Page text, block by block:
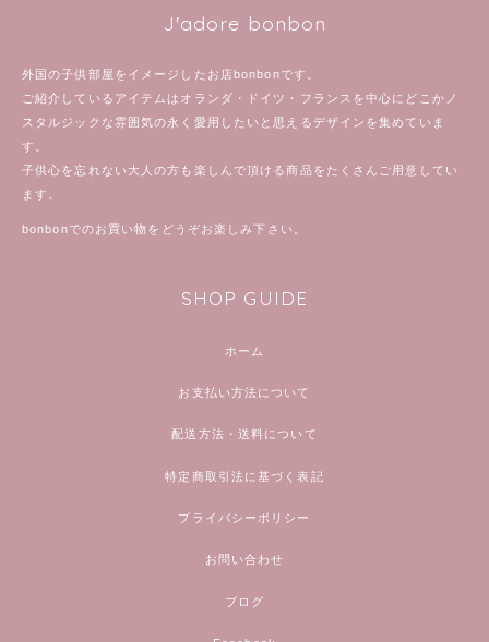
J'adore bonbon
外国の子供部屋をイメージしたお店bonbonです。
ご紹介しているアイテムはオランダ・ドイツ・フランスを中心にどこかノ
スタルジックな雰囲気の永く愛用したいと思えるデザインを集めていま
す。
子供心を忘れない大人の方も楽しんで頂ける商品をたくさんご用意してい
ます。
bonbonでのお買い物をどうぞお楽しみ下さい。
SHOP GUIDE
ホーム
お支払い方法について
配送方法・送料について
特定商取引法に基づく表記
プライバシーポリシー
お問い合わせ
ブログ